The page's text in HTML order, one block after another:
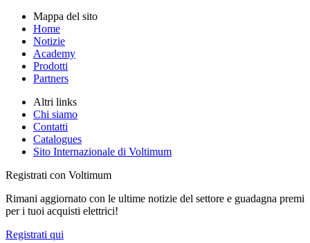
Mappa del sito
Home
Notizie
Academy
Prodotti
Partners
Altri links
Chi siamo
Contatti
Catalogues
Sito Internazionale di Voltimum
Registrati con Voltimum
Rimani aggiornato con le ultime notizie del settore e guadagna premi
per i tuoi acquisti elettrici!
Registrati qui